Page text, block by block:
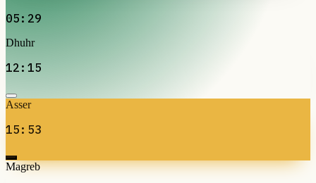
05:29
Dhuhr
12:15
Asser
15:53
Magreb